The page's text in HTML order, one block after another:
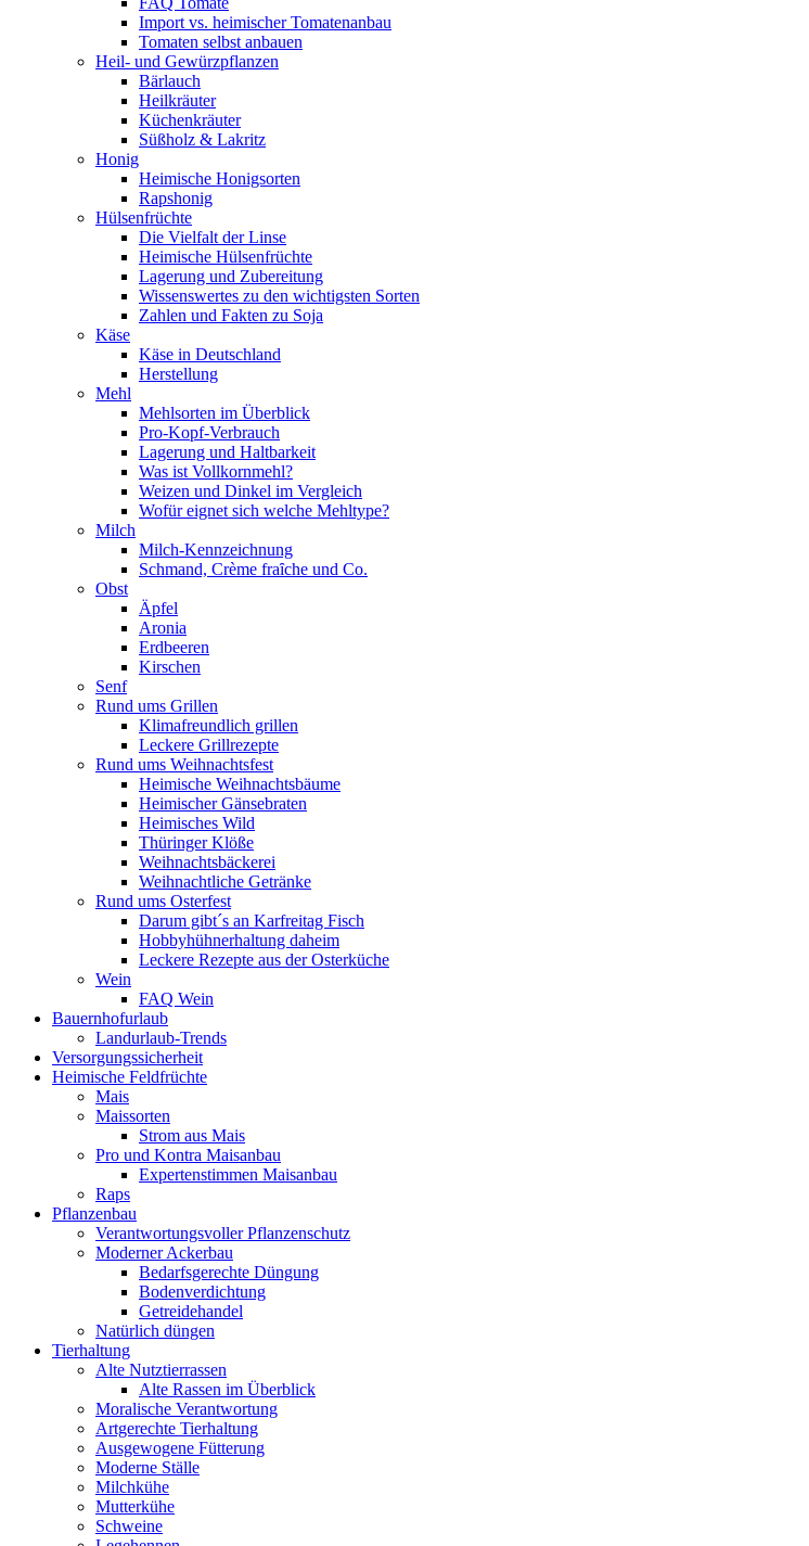
Import vs. heimischer Tomatenanbau
Tomaten selbst anbauen
Heil- und Gewürzpflanzen
Bärlauch
Heilkräuter
Küchenkräuter
Süßholz & Lakritz
Honig
Heimische Honigsorten
Rapshonig
Hülsenfrüchte
Die Vielfalt der Linse
Heimische Hülsenfrüchte
Lagerung und Zubereitung
Wissenswertes zu den wichtigsten Sorten
Zahlen und Fakten zu Soja
Käse
Käse in Deutschland
Herstellung
Mehl
Mehlsorten im Überblick
Pro-Kopf-Verbrauch
Lagerung und Haltbarkeit
Was ist Vollkornmehl?
Weizen und Dinkel im Vergleich
Wofür eignet sich welche Mehltype?
Milch
Milch-Kennzeichnung
Schmand, Crème fraȋche und Co.
Obst
Äpfel
Aronia
Erdbeeren
Kirschen
Senf
Rund ums Grillen
Klimafreundlich grillen
Leckere Grillrezepte
Rund ums Weihnachtsfest
Heimische Weihnachtsbäume
Heimischer Gänsebraten
Heimisches Wild
Thüringer Klöße
Weihnachtsbäckerei
Weihnachtliche Getränke
Rund ums Osterfest
Darum gibt´s an Karfreitag Fisch
Hobbyhühnerhaltung daheim
Leckere Rezepte aus der Osterküche
Wein
FAQ Wein
Bauernhofurlaub
Landurlaub-Trends
Versorgungssicherheit
Heimische Feldfrüchte
Mais
Maissorten
Strom aus Mais
Pro und Kontra Maisanbau
Expertenstimmen Maisanbau
Raps
Pflanzenbau
Verantwortungsvoller Pflanzenschutz
Moderner Ackerbau
Bedarfsgerechte Düngung
Bodenverdichtung
Getreidehandel
Natürlich düngen
Tierhaltung
Alte Nutztierrassen
Alte Rassen im Überblick
Moralische Verantwortung
Artgerechte Tierhaltung
Ausgewogene Fütterung
Moderne Ställe
Milchkühe
Mutterkühe
Schweine